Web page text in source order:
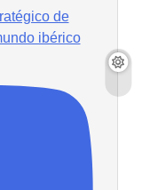
de
ibérico